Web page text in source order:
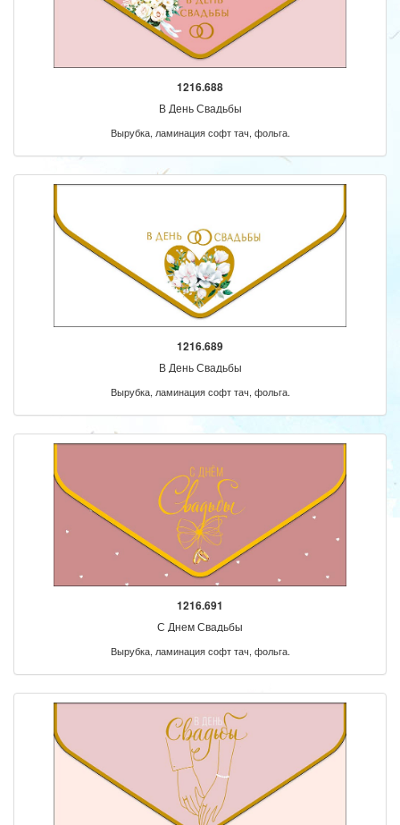
1216.688
В День Свадьбы
Вырубка, ламинация софт тач, фольга.
1216.689
В День Свадьбы
Вырубка, ламинация софт тач, фольга.
1216.691
С Днем Свадьбы
Вырубка, ламинация софт тач, фольга.